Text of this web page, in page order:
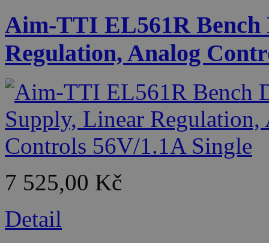
Aim-TTI EL561R Bench
Regulation, Analog
7 525,00 Kč
Detail